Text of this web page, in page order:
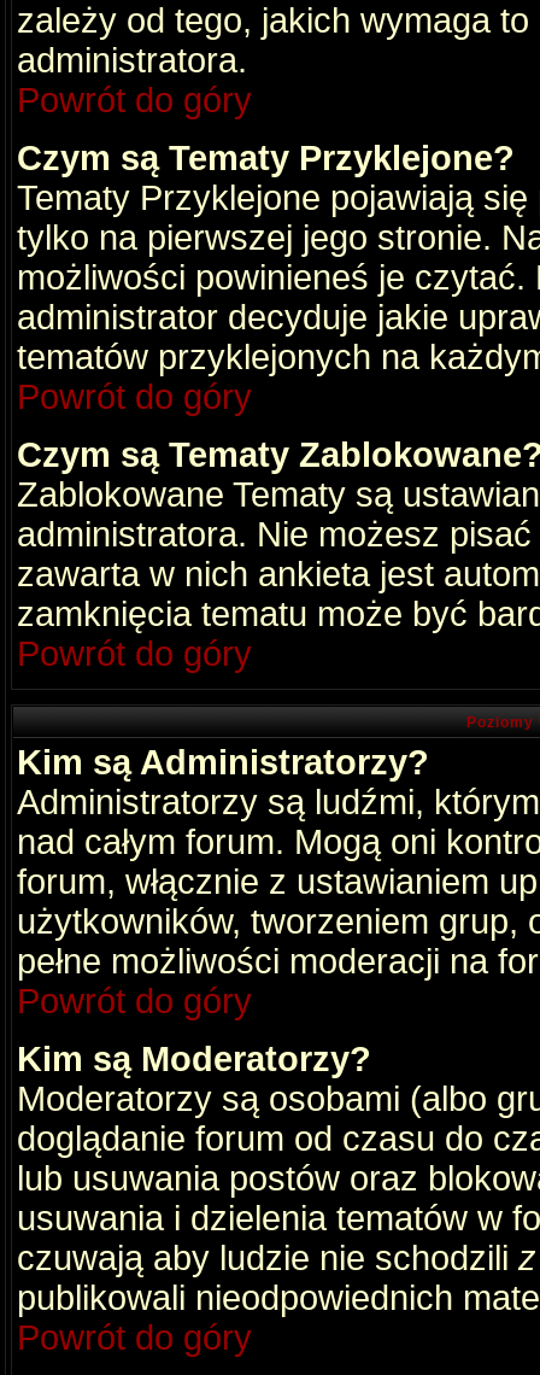
zależy od tego, jakich wymaga
administratora.
Powrót do góry
Czym są Tematy Przyklejone?
Tematy Przyklejone pojawiają
tylko na pierwszej jego stronie.
możliwości powinieneś je czytać.
administrator decyduje jakie
tematów przyklejonych na
Powrót do góry
Czym są Tematy
Zablokowane Tematy są
administratora. Nie możesz
zawarta w nich ankieta jest
zamknięcia tematu może być
Powrót do góry
Kim są Administratorzy?
Administratorzy są ludźmi,
nad całym forum. Mogą oni
forum, włącznie z ustawianiem
użytkowników, tworzeniem grup,
pełne możliwości moderacji na
Powrót do góry
Kim są Moderatorzy?
Moderatorzy są osobami (albo
doglądanie forum od czasu do
lub usuwania postów oraz
usuwania i dzielenia tematów w
czuwają aby ludzie nie schodzili
publikowali nieodpowiednich
Powrót do góry